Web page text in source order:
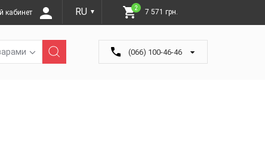
кабинет RU ▼
2 7 571 грн.
(066) 100-46-46